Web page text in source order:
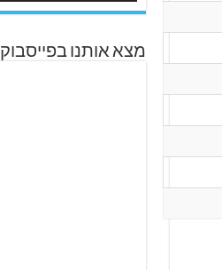
מצא אותנו בפייסבוק